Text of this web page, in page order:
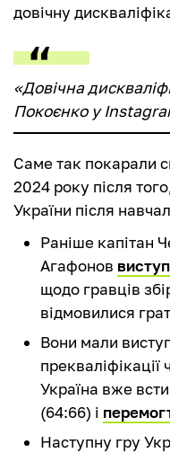
довічну
«Довічна
Покоєнко у
Саме так покарали
2024 року після
України після
Раніше капітан
Агафонов
щодо гравців
відмовилися
Вони мали
прекваліфікації
Україна вже
(64:66) і
Наступну гру